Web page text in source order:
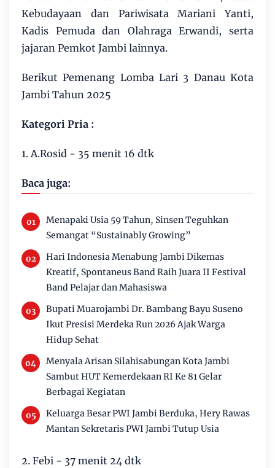
Kebudayaan dan Pariwisata Mariani Yanti,
Kadis Pemuda dan Olahraga Erwandi, serta
jajaran Pemkot Jambi lainnya.
Berikut Pemenang Lomba Lari 3 Danau Kota
Jambi Tahun 2025
Kategori Pria :
1. A.Rosid - 35 menit 16 dtk
Baca juga:
Menapaki Usia 59 Tahun, Sinsen Teguhkan
Semangat “Sustainably Growing”
Hari Indonesia Menabung Jambi Dikemas
Kreatif, Spontaneus Band Raih Juara II Festival
Band Pelajar dan Mahasiswa
Bupati Muarojambi Dr. Bambang Bayu Suseno
Ikut Presisi Merdeka Run 2026 Ajak Warga
Hidup Sehat
Menyala Arisan Silahisabungan Kota Jambi
Sambut HUT Kemerdekaan RI Ke 81 Gelar
Berbagai Kegiatan
Keluarga Besar PWI Jambi Berduka, Hery Rawas
Mantan Sekretaris PWI Jambi Tutup Usia
2. Febi - 37 menit 24 dtk